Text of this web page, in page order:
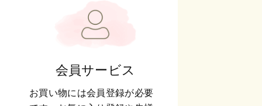
会員サービス
お買い物には会員登録が必要